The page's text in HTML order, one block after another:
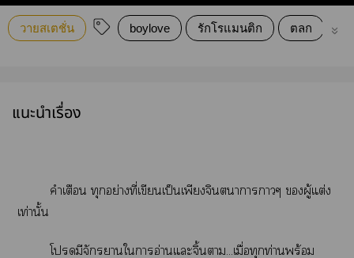
วายสเตชั่น boylove รักโรแมนติก ตลก
แนะนำเรื่อง
คำเตือน ทุกอย่างที่เขียนเป็นเพียงจินตนาการาๆ ผู้แต่ง
เท่านั้น
โมีจักราใาอ่านแะจิ้นา...เมื่อทุกท่านพร้อม